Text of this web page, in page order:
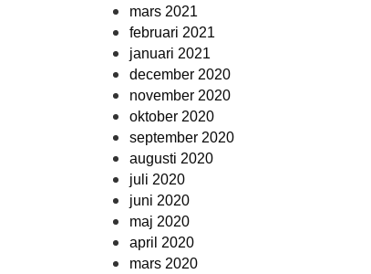
mars 2021
februari 2021
januari 2021
december 2020
november 2020
oktober 2020
september 2020
augusti 2020
juli 2020
juni 2020
maj 2020
april 2020
mars 2020